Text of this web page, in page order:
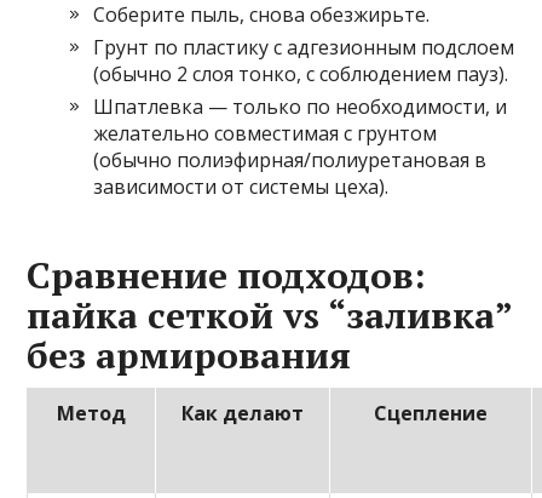
Соберите пыль, снова обезжирьте.
Грунт по пластику с адгезионным подслоем
(обычно 2 слоя тонко, с соблюдением пауз).
Шпатлевка — только по необходимости, и
желательно совместимая с грунтом
(обычно полиэфирная/полиуретановая в
зависимости от системы цеха).
Сравнение подходов:
пайка сеткой vs “заливка”
без армирования
Метод Как делают Сцепление